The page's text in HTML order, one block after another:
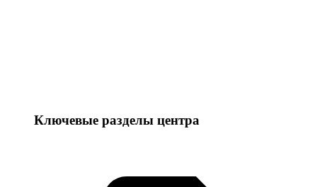
Ключевые разделы центра